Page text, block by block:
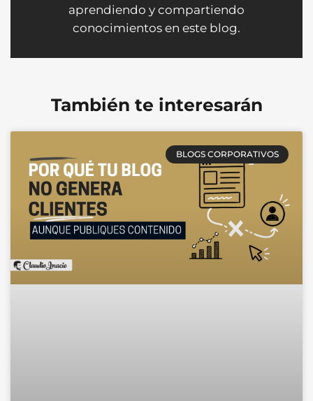
aprendiendo y compartiendo
conocimientos en este blog.
También te interesarán
BLOGS CORPORATIVOS